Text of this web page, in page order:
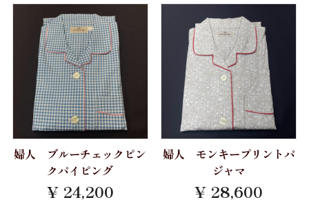
婦人シャツ M
婦人シャツ L
婦人シャツLL
パジャマ 紳士 M
パジャマ 紳士 L
パジャマ 紳士 LL
七分袖
LLサイズ
婦人シャツ
七分袖
パジャマ
紳士用 パジャマ
婦人用 パジャマ
トランクス
Getzner Textil AG
Stormtex
Honegger
GIZA45
ANTEKS
FILTEX
Ferno
10,001円～20,000円
20,001円～30,000円
30,001円～40,000円
40,001円～50,000円
50,001円～
婦人 ブルーチェックピン
クパイピング
¥ 24,200
婦人 モンキープリントパ
ジャマ
¥ 28,600